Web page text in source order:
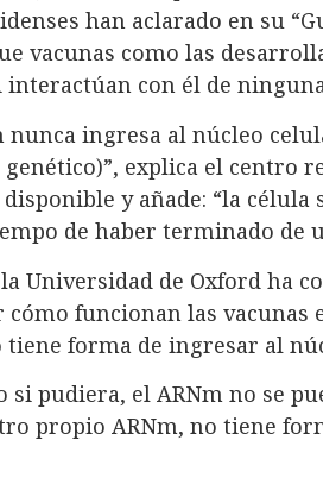
han aclarado en su
vacunas como las
interactúan con él de
nunca ingresa al núcleo
explica el centro
y añade: “la célula
de haber terminado de
Universidad de Oxford ha
cómo funcionan las vacunas
tiene forma de ingresar al
si pudiera, el ARNm no se
propio ARNm, no tiene